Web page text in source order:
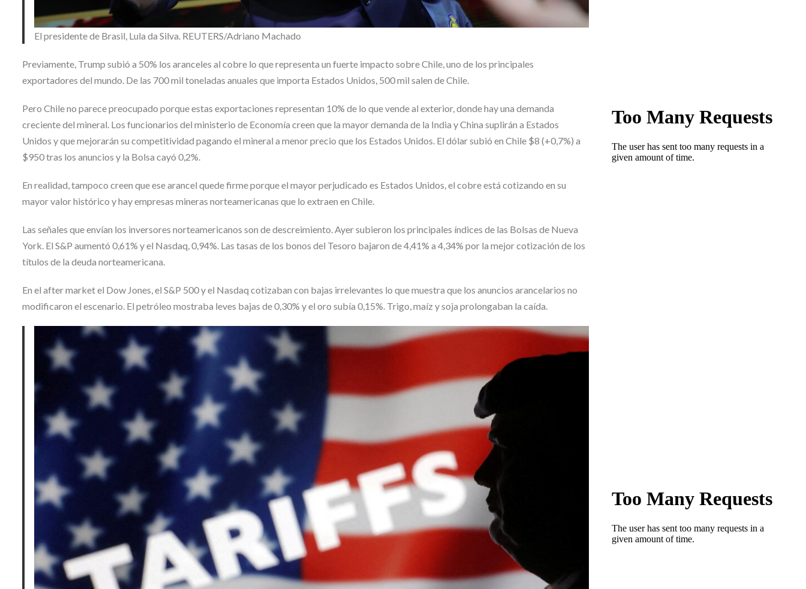
El presidente de Brasil, Lula da Silva. REUTERS/Adriano Machado
Previamente, Trump subió a 50% los aranceles al cobre lo que representa un fuerte impacto sobre Chile, uno de los principales
exportadores del mundo. De las 700 mil toneladas anuales que importa Estados Unidos, 500 mil salen de Chile.
Pero Chile no parece preocupado porque estas exportaciones representan 10% de lo que vende al exterior, donde hay una demanda
creciente del mineral. Los funcionarios del ministerio de Economía creen que la mayor demanda de la India y China suplirán a Estados
Unidos y que mejorarán su competitividad pagando el mineral a menor precio que los Estados Unidos. El dólar subió en Chile $8 (+0,7%) a
$950 tras los anuncios y la Bolsa cayó 0,2%.
En realidad, tampoco creen que ese arancel quede firme porque el mayor perjudicado es Estados Unidos, el cobre está cotizando en su
mayor valor histórico y hay empresas mineras norteamericanas que lo extraen en Chile.
Las señales que envían los inversores norteamericanos son de descreimiento. Ayer subieron los principales índices de las Bolsas de Nueva
York. El S&P aumentó 0,61% y el Nasdaq, 0,94%. Las tasas de los bonos del Tesoro bajaron de 4,41% a 4,34% por la mejor cotización de los
títulos de la deuda norteamericana.
En el after market el Dow Jones, el S&P 500 y el Nasdaq cotizaban con bajas irrelevantes lo que muestra que los anuncios arancelarios no
modificaron el escenario. El petróleo mostraba leves bajas de 0,30% y el oro subía 0,15%. Trigo, maíz y soja prolongaban la caída.